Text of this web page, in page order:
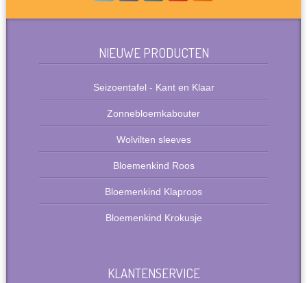
NIEUWE PRODUCTEN
Seizoentafel - Kant en Klaar
Zonnebloemkabouter
Wolvilten sleeves
Bloemenkind Roos
Bloemenkind Klaproos
Bloemenkind Krokusje
KLANTENSERVICE